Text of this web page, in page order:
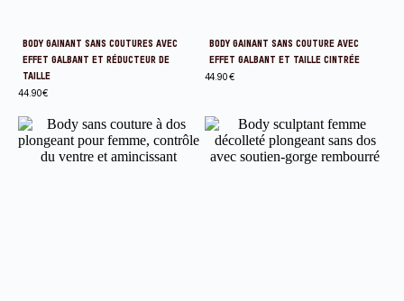
BODY GAINANT SANS COUTURES AVEC
EFFET GALBANT ET RÉDUCTEUR DE
TAILLE
44.90€
BODY GAINANT SANS COUTURE AVEC
EFFET GALBANT ET TAILLE CINTRÉE
44.90€